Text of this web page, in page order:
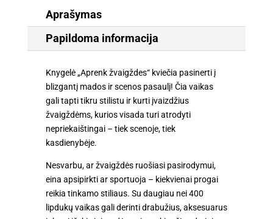
Aprašymas
Papildoma informacija
Knygelė „Aprenk žvaigždes“ kviečia pasinerti į
blizgantį mados ir scenos pasaulį! Čia vaikas
gali tapti tikru stilistu ir kurti įvaizdžius
žvaigždėms, kurios visada turi atrodyti
nepriekaištingai – tiek scenoje, tiek
kasdienybėje.
Nesvarbu, ar žvaigždės ruošiasi pasirodymui,
eina apsipirkti ar sportuoja – kiekvienai progai
reikia tinkamo stiliaus. Su daugiau nei 400
lipdukų vaikas gali derinti drabužius, aksesuarus